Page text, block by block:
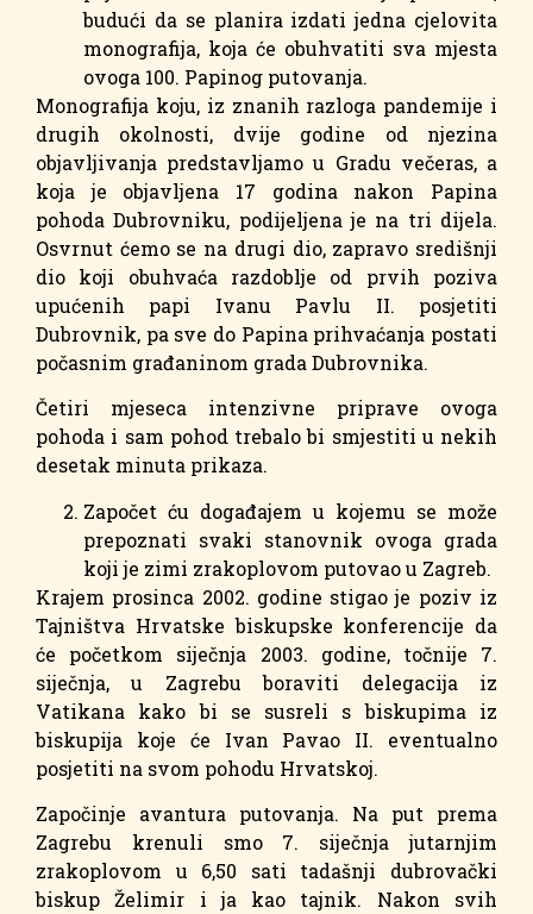
budući da se planira izdati jedna cjelovita
monografija, koja će obuhvatiti sva mjesta
ovoga 100. Papinog putovanja.
Monografija koju, iz znanih razloga pandemije i
drugih okolnosti, dvije godine od njezina
objavljivanja predstavljamo u Gradu večeras, a
koja je objavljena 17 godina nakon Papina
pohoda Dubrovniku, podijeljena je na tri dijela.
Osvrnut ćemo se na drugi dio, zapravo središnji
dio koji obuhvaća razdoblje od prvih poziva
upućenih papi Ivanu Pavlu II. posjetiti
Dubrovnik, pa sve do Papina prihvaćanja postati
počasnim građaninom grada Dubrovnika.
Četiri mjeseca intenzivne priprave ovoga
pohoda i sam pohod trebalo bi smjestiti u nekih
desetak minuta prikaza.
Započet ću događajem u kojemu se može
prepoznati svaki stanovnik ovoga grada
koji je zimi zrakoplovom putovao u Zagreb.
Krajem prosinca 2002. godine stigao je poziv iz
Tajništva Hrvatske biskupske konferencije da
će početkom siječnja 2003. godine, točnije 7.
siječnja, u Zagrebu boraviti delegacija iz
Vatikana kako bi se susreli s biskupima iz
biskupija koje će Ivan Pavao II. eventualno
posjetiti na svom pohodu Hrvatskoj.
Započinje avantura putovanja. Na put prema
Zagrebu krenuli smo 7. siječnja jutarnjim
zrakoplovom u 6,50 sati tadašnji dubrovački
biskup Želimir i ja kao tajnik. Nakon svih